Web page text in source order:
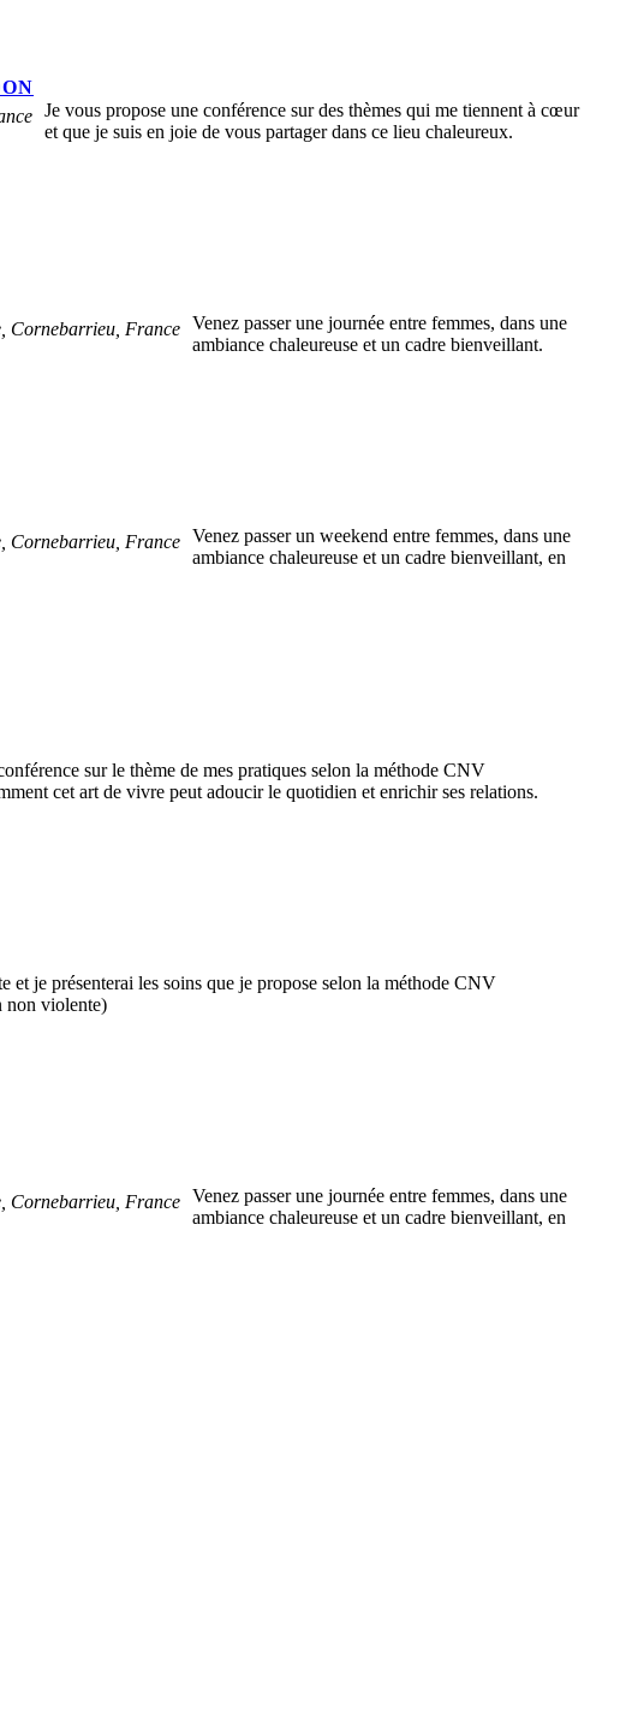
Je vous propose une conférence sur des thèmes qui me tiennent à cœur
et que je suis en joie de vous partager dans ce lieu chaleureux.
Cornebarrieu, France Venez passer une journée entre femmes, dans une
ambiance chaleureuse et un cadre bienveillant.
Cornebarrieu, France Venez passer un weekend entre femmes, dans une
ambiance chaleureuse et un cadre bienveillant, en
sur le thème de mes pratiques selon la méthode CNV
cet art de vivre peut adoucir le quotidien et enrichir ses relations.
et je présenterai les soins que je propose selon la méthode CNV
non violente)
Cornebarrieu, France Venez passer une journée entre femmes, dans une
ambiance chaleureuse et un cadre bienveillant, en